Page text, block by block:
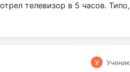
телевизор в 5 часов. Типо,
У Ученик